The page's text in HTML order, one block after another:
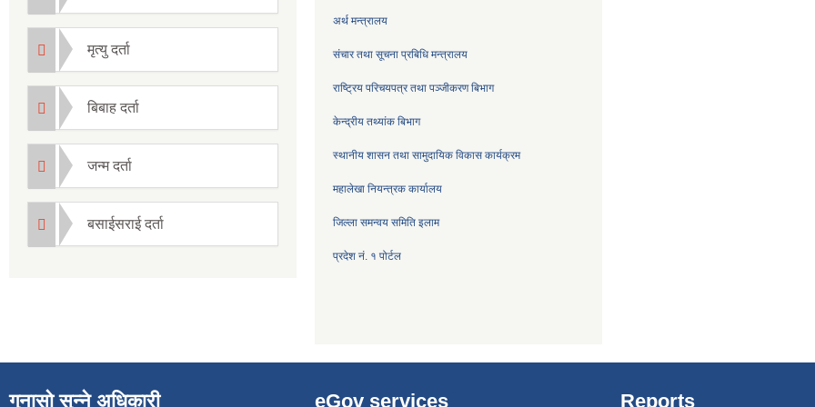
मृत्यु दर्ता
बिबाह दर्ता
जन्म दर्ता
बसाईसराई दर्ता
अर्थ मन्त्रालय
संचार तथा सूचना प्रबिधि मन्त्रालय
राष्ट्रिय परिचयपत्र तथा पञ्जीकरण बिभाग
केन्द्रीय तथ्यांक बिभाग
स्थानीय शासन तथा सामुदायिक विकास कार्यक्रम
महालेखा नियन्त्रक कार्यालय
जिल्ला समन्वय समिति इलाम
प्रदेश नं. १ पोर्टल
गुनासो सुन्ने अधिकारी eGov services Reports